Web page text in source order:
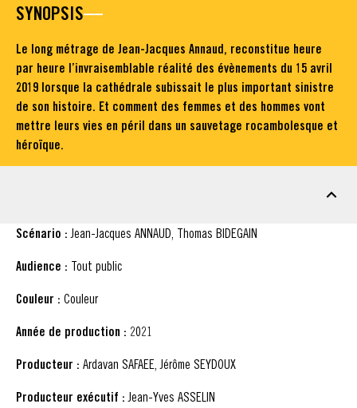
SYNOPSIS
Le long métrage de Jean-Jacques Annaud, reconstitue heure
par heure l’invraisemblable réalité des évènements du 15 avril
2019 lorsque la cathédrale subissait le plus important sinistre
de son histoire. Et comment des femmes et des hommes vont
mettre leurs vies en péril dans un sauvetage rocambolesque et
héroïque.
Scénario : Jean-Jacques ANNAUD, Thomas BIDEGAIN
Audience : Tout public
Couleur : Couleur
Année de production : 2021
Producteur : Ardavan SAFAEE, Jérôme SEYDOUX
Producteur exécutif : Jean-Yves ASSELIN